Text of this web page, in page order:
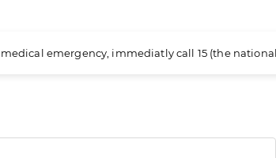
emergency, immediatly call 15 (the